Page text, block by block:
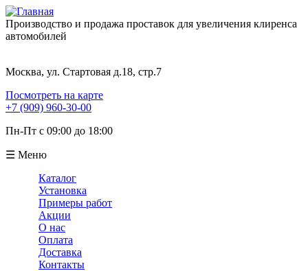
Производство и продажа проставок для увеличения клиренса
автомобилей
Москва, ул. Стартовая д.18, стр.7
Посмотреть на карте
+7 (909) 960-30-00
Пн-Пт с 09:00 до 18:00
☰ Меню
Каталог
Установка
Примеры работ
Акции
О нас
Оплата
Доставка
Контакты